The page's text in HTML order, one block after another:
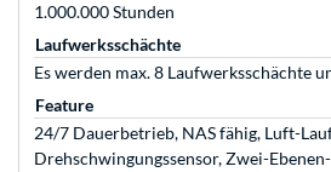
1.000.000 Stunden
Laufwerksschächte
Es werden max. 8 Laufwerksschächte
Feature
24/7 Dauerbetrieb, NAS fähig, Luft-
Drehschwingungssensor, Zwei-